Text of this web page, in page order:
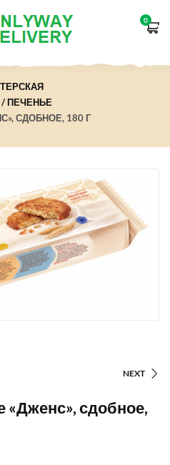
0
ПЕЧЕНЬЕ
СДОБНОЕ, 180 Г
NEXT
«Дженс», сдобное,